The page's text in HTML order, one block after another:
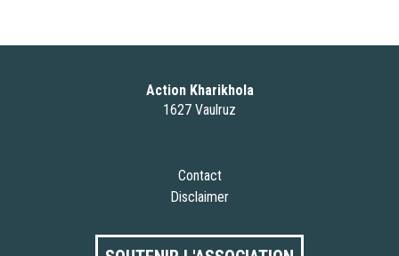
Action Kharikhola
1627 Vaulruz
Contact
Disclaimer